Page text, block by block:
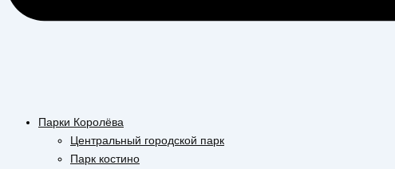
Парки Королёва
Центральный городской парк
Парк костино